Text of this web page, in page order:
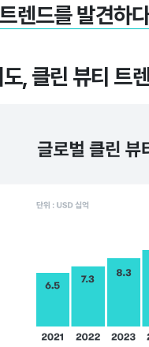
렌드를 발견하
, 클린 뷰티 트